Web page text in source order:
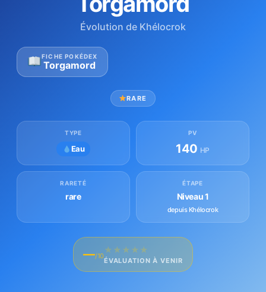
Évolution de Khélocrok
FICHE POKÉDEX
Torgamord
RARE
TYPE
Eau
PV
140 HP
RARETÉ
rare
ÉTAPE
Niveau 1
depuis Khélocrok
—/10
★ ★ ★ ★ ★
ÉVALUATION À VENIR